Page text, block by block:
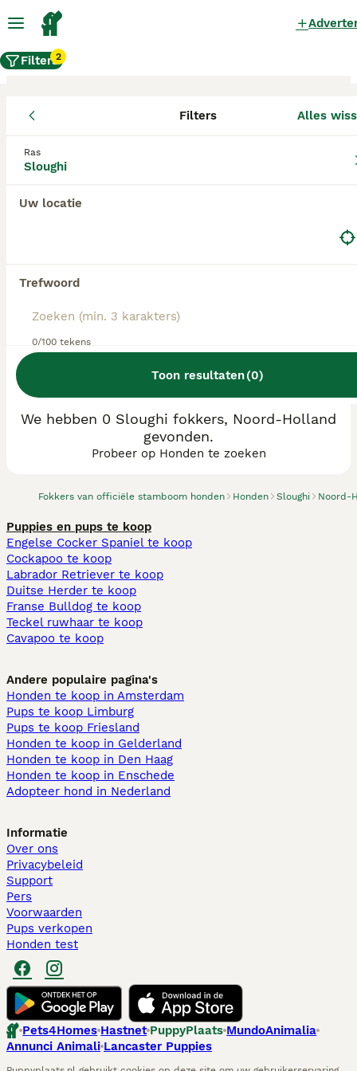
Filters2
Filters Alles
Ras
Sloughi
Uw locatie
Trefwoord
0/100 tekens
Toon resultaten(0)
Fokkers van officiële stamboom honden Honden Sloughi Noord-
Sloughi Fokkers in deze lijst hebben een kopie
bij ons aangeleverd, en fokken pups met een
We hebben 0 Sloughi fokkers, Noord-Holland
gevonden.
Probeer op Honden te zoeken
Puppies en pups te koop
Engelse Cocker Spaniel te koop
Cockapoo te koop
Labrador Retriever te koop
Duitse Herder te koop
Franse Bulldog te koop
Teckel ruwhaar te koop
Cavapoo te koop
Andere populaire pagina's
Honden te koop in Amsterdam
Pups te koop Limburg​
Pups te koop Friesland​
Honden te koop in Gelderland
Honden te koop in Den Haag
Honden te koop in Enschede
Adopteer hond in Nederland
Informatie
Over ons
Privacybeleid
Support
Pers
Voorwaarden
Pups verkopen
Honden test
Pets4Homes Hastnet PuppyPlaats MundoAnimalia
Annunci Animali Lancaster Puppies